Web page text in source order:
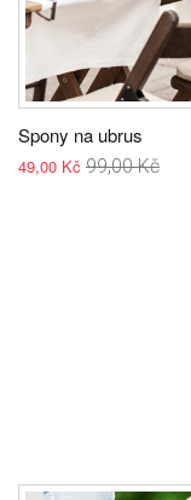
Spony na ubrus
49,00 Kč 99,00 Kč